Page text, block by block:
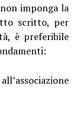
non imponga la
scritto, per
è preferibile